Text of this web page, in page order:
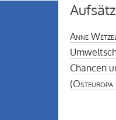
Anne
Chancen
(Osteuropa